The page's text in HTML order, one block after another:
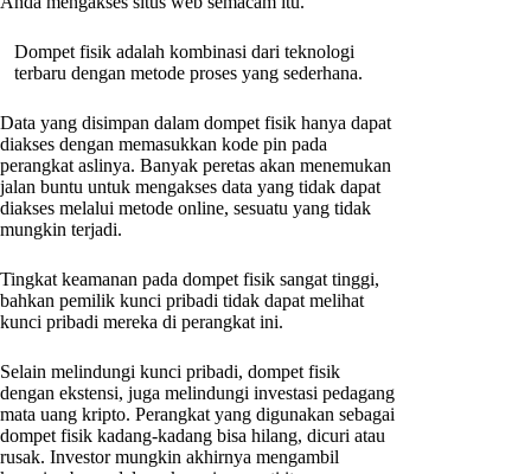
Dompet fisik adalah kombinasi dari teknologi
terbaru dengan metode proses yang sederhana.
Data yang disimpan dalam dompet fisik hanya dapat
diakses dengan memasukkan kode pin pada
perangkat aslinya. Banyak peretas akan menemukan
jalan buntu untuk mengakses data yang tidak dapat
diakses melalui metode online, sesuatu yang tidak
mungkin terjadi.
Tingkat keamanan pada dompet fisik sangat tinggi,
bahkan pemilik kunci pribadi tidak dapat melihat
kunci pribadi mereka di perangkat ini.
Selain melindungi kunci pribadi, dompet fisik
dengan ekstensi, juga melindungi investasi pedagang
mata uang kripto. Perangkat yang digunakan sebagai
dompet fisik kadang-kadang bisa hilang, dicuri atau
rusak. Investor mungkin akhirnya mengambil